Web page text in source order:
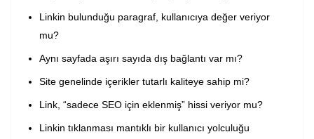
Linkin bulunduğu paragraf, kullanıcıya değer veriyor
mu?
Aynı sayfada aşırı sayıda dış bağlantı var mı?
Site genelinde içerikler tutarlı kaliteye sahip mi?
Link, “sadece SEO için eklenmiş” hissi veriyor mu?
Linkin tıklanması mantıklı bir kullanıcı yolculuğu